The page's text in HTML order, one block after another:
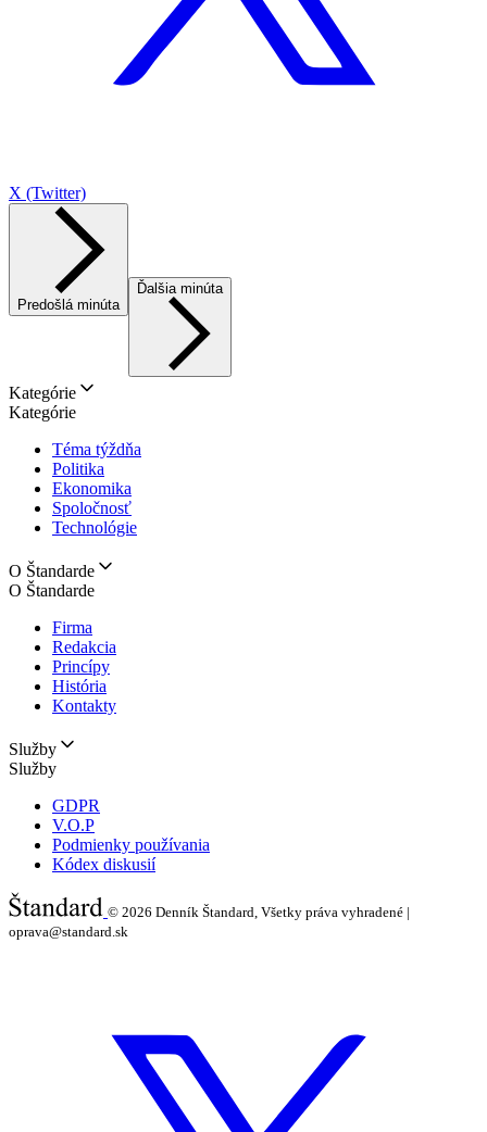
X (Twitter)
Predošlá minúta
Ďalšia minúta
Kategórie
Kategórie
Téma týždňa
Politika
Ekonomika
Spoločnosť
Technológie
O Štandarde
O Štandarde
Firma
Redakcia
Princípy
História
Kontakty
Služby
Služby
GDPR
V.O.P
Podmienky používania
Kódex diskusií
© 2026 Denník Štandard, Všetky práva vyhradené |
oprava@standard.sk